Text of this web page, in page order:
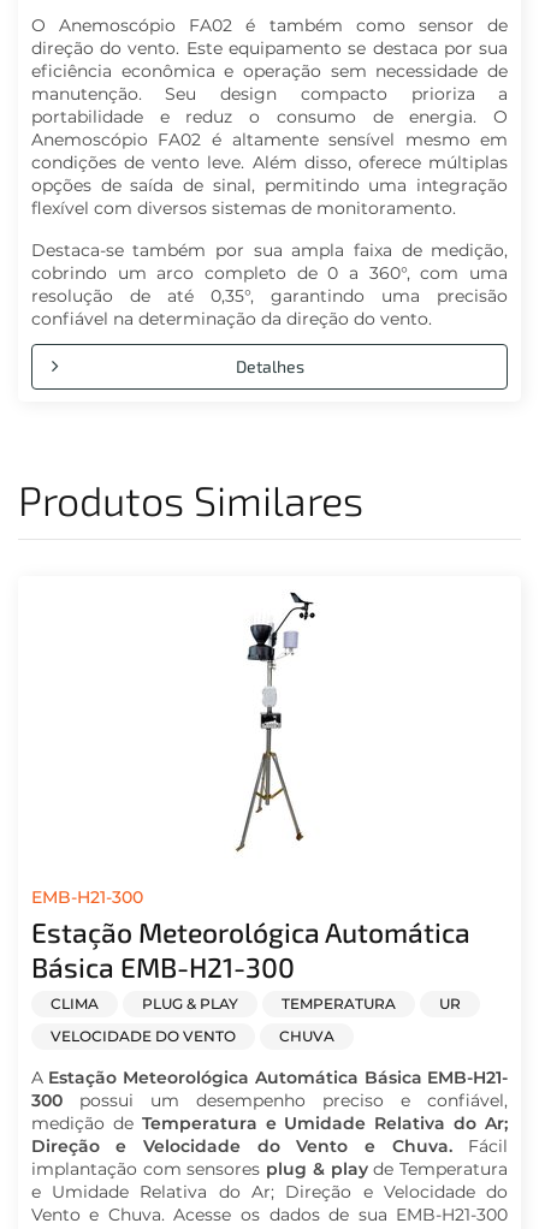
O Anemoscópio FA02 é também como sensor de
direção do vento. Este equipamento se destaca por sua
eficiência econômica e operação sem necessidade de
manutenção. Seu design compacto prioriza a
portabilidade e reduz o consumo de energia. O
Anemoscópio FA02 é altamente sensível mesmo em
condições de vento leve. Além disso, oferece múltiplas
opções de saída de sinal, permitindo uma integração
flexível com diversos sistemas de monitoramento.
Destaca-se também por sua ampla faixa de medição,
cobrindo um arco completo de 0 a 360°, com uma
resolução de até 0,35°, garantindo uma precisão
confiável na determinação da direção do vento.
Detalhes
Produtos Similares
EMB-H21-300
Estação Meteorológica Automática
Básica EMB-H21-300
CLIMA PLUG & PLAY TEMPERATURA
UR
VELOCIDADE DO VENTO
CHUVA
A Estação Meteorológica Automática Básica EMB-H21-
300 possui um desempenho preciso e confiável,
medição de Temperatura e Umidade Relativa do Ar;
Direção e Velocidade do Vento e Chuva. Fácil
implantação com sensores plug & playde Temperatura
e Umidade Relativa do Ar; Direção e Velocidade do
Vento e Chuva. Acesse os dados de sua EMB-H21-300